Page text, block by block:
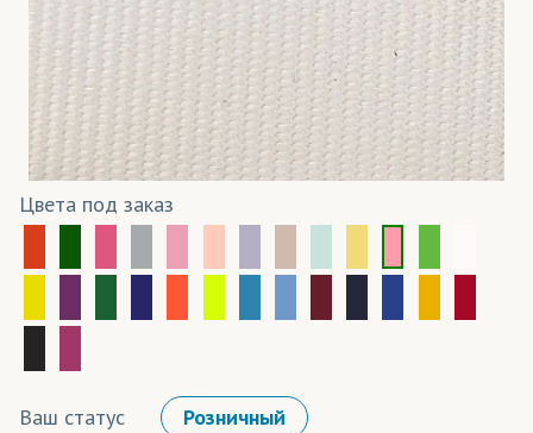
Цвета под заказ
Ваш статус
Розничный